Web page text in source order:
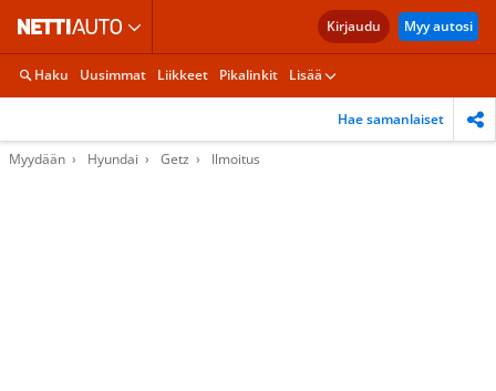
Kirjaudu Myy autosi
Haku Uusimmat Liikkeet Pikalinkit Lisää
Hae samanlaiset
Myydään Hyundai Getz Ilmoitus